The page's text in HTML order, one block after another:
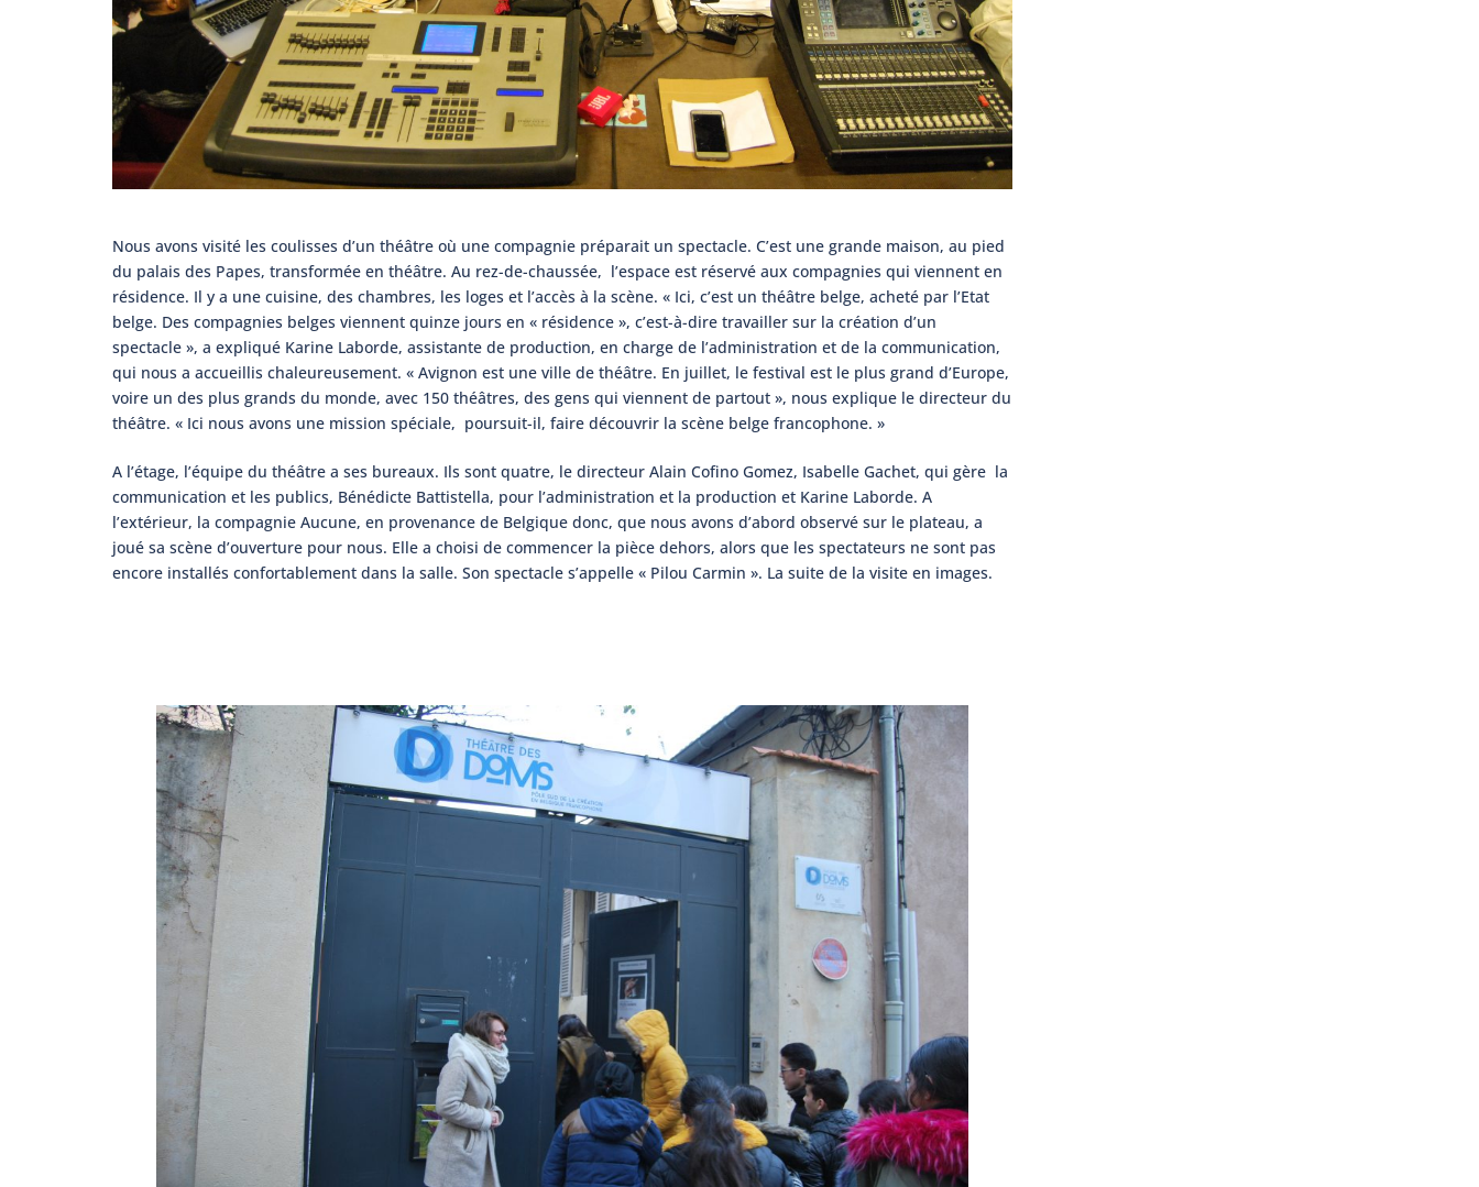
Nous avons visité les coulisses d’un théâtre où une compagnie préparait un spectacle. C’est une grande maison, au pied
du palais des Papes, transformée en théâtre. Au rez-de-chaussée, l’espace est réservé aux compagnies qui viennent en
résidence. Il y a une cuisine, des chambres, les loges et l’accès à la scène. « Ici, c’est un théâtre belge, acheté par l’Etat
belge. Des compagnies belges viennent quinze jours en « résidence », c’est-à-dire travailler sur la création d’un
spectacle », a expliqué Karine Laborde, assistante de production, en charge de l’administration et de la communication,
qui nous a accueillis chaleureusement. « Avignon est une ville de théâtre. En juillet, le festival est le plus grand d’Europe,
voire un des plus grands du monde, avec 150 théâtres, des gens qui viennent de partout », nous explique le directeur du
théâtre. « Ici nous avons une mission spéciale, poursuit-il, faire découvrir la scène belge francophone. »
A l’étage, l’équipe du théâtre a ses bureaux. Ils sont quatre, le directeur Alain Cofino Gomez, Isabelle Gachet, qui gère la
communication et les publics, Bénédicte Battistella, pour l’administration et la production et Karine Laborde. A
l’extérieur, la compagnie Aucune, en provenance de Belgique donc, que nous avons d’abord observé sur le plateau, a
joué sa scène d’ouverture pour nous. Elle a choisi de commencer la pièce dehors, alors que les spectateurs ne sont pas
encore installés confortablement dans la salle. Son spectacle s’appelle « Pilou Carmin ». La suite de la visite en images.